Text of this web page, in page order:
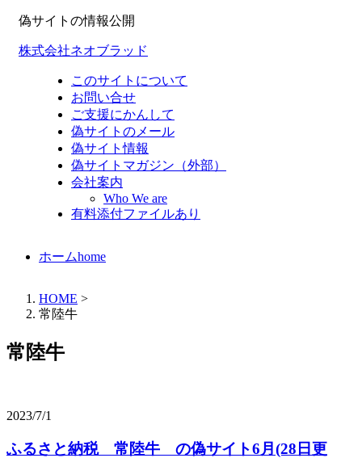
偽サイトの情報公開
株式会社ネオブラッド
このサイトについて
お問い合せ
ご支援にかんして
偽サイトのメール
偽サイト情報
偽サイトマガジン（外部）
会社案内
Who We are
有料添付ファイルあり
ホームhome
HOME >
常陸牛
常陸牛
2023/7/1
ふるさと納税 常陸牛 の偽サイト6月(28日更